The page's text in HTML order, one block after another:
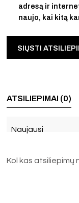
adresą ir
naujo, kai kitą
ATSILIEPIMAI (0)
Naujausi
Kol kas atsiliepimų